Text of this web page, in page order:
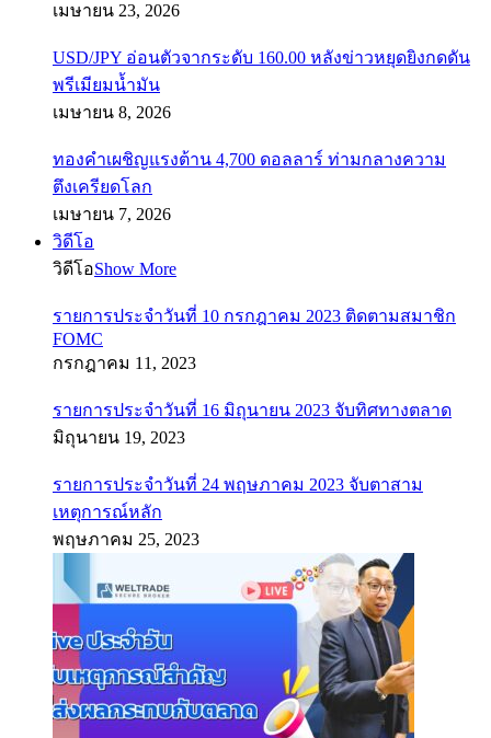
เมษายน 23, 2026
USD/JPY อ่อนตัวจากระดับ 160.00 หลังข่าวหยุดยิงกดดัน
พรีเมียมน้ำมัน
เมษายน 8, 2026
ทองคำเผชิญแรงต้าน 4,700 ดอลลาร์ ท่ามกลางความ
ตึงเครียดโลก
เมษายน 7, 2026
วิดีโอ
วิดีโอShow More
รายการประจำวันที่ 10 กรกฎาคม 2023 ติดตามสมาชิก
FOMC
กรกฎาคม 11, 2023
รายการประจำวันที่ 16 มิถุนายน 2023 จับทิศทางตลาด
มิถุนายน 19, 2023
รายการประจำวันที่ 24 พฤษภาคม 2023 จับตาสาม
เหตุการณ์หลัก
พฤษภาคม 25, 2023